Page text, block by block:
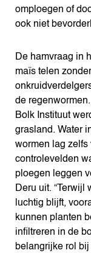
omploegen of
ook niet
De hamvraag in
maïs telen
de
Bolk Instituut
grasland. Water
wormen lag zelfs
controlevelden
ploegen leggen
Deru uit. “Terwijl
luchtig blijft,
kunnen planten
infiltreren in de
belangrijke rol